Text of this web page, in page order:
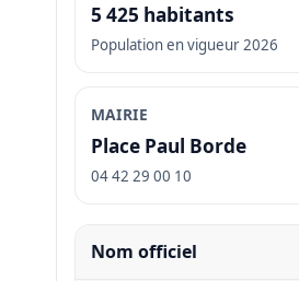
5 425 habitants
Population en vigueur 2026
MAIRIE
Place Paul Borde
04 42 29 00 10
Nom officiel